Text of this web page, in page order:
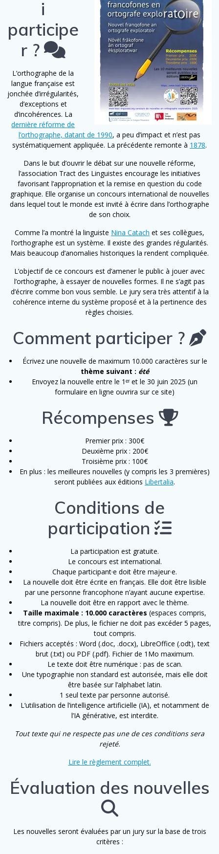
i
participe
r ?
L’orthographe de la
langue française est
jonchée d’irrégularités,
d’exceptions et
d’incohérences. La
dernière réforme de
l’orthographe, datant de 1990, a peu d’impact et n’est pas
systématiquement appliquée. La précédente remonte à 1878.
Dans le but d’ouvrir le débat sur une nouvelle réforme,
l’association Tract des Linguistes encourage les initiatives
favorisant l’appropriation et la remise en question du code
graphique. Elle organise un concours international de nouvelles
dans lequel tout le monde est invité à écrire dans l’orthographe
de son choix.
Comme l’a montré la linguiste Nina Catach et ses collègues,
l’orthographe est un système. Il existe des grandes régularités.
Mais beaucoup d’anomalies historiques la rendent compliquée.
L’objectif de ce concours est d’amener le public à jouer avec
l’orthographe, à essayer de nouvelles formes. Il ne s’agit pas
d’écrire comme bon vous semble. Le jury sera très attentif à la
cohérence interne du système proposé et à la pertinence des
règles choisies.
Comment participer ?
Écrivez une nouvelle de maximum 10.000 caractères sur le
thème suivant : été
Envoyez la nouvelle entre le 1ᵉʳ et le 30 juin 2025 (un
formulaire en ligne ouvrira sur ce site)
Récompenses
Premier prix : 300€
Deuxième prix : 200€
Troisième prix : 100€
En plus : les meilleures nouvelles (y compris les 3 premières)
seront publiées aux éditions Libertalia.
Conditions de
participation
La participation est gratuite.
Le concours est international.
Chaque participant·e doit être majeur·e.
La nouvelle doit être écrite en français. Elle doit être lisible
par une personne francophone n’ayant aucune expertise.
La nouvelle doit être en rapport avec le thème.
Taille maximale : 10.000 caractères (espaces compris,
titre compris). De plus, le fichier ne doit pas excéder 5 pages,
tout compris.
Fichiers acceptés : Word (.doc, .docx), LibreOffice (.odt), text
brut (.txt) ou PDF (.pdf). Fichier de 1Mo maximum.
Le texte doit être numérique : pas de scan.
Une typographie non standard est autorisée, mais elle doit
être basée sur l’alphabet latin.
1 seul texte par personne autorisé.
L’utilisation de l’intelligence artificielle (IA), et notamment de
l’IA générative, est interdite.
Tout texte qui ne respecte pas une de ces conditions sera
rejeté.
Lire le règlement complet.
Évaluation des nouvelles
Les nouvelles seront évaluées par un jury sur la base de trois
critères :